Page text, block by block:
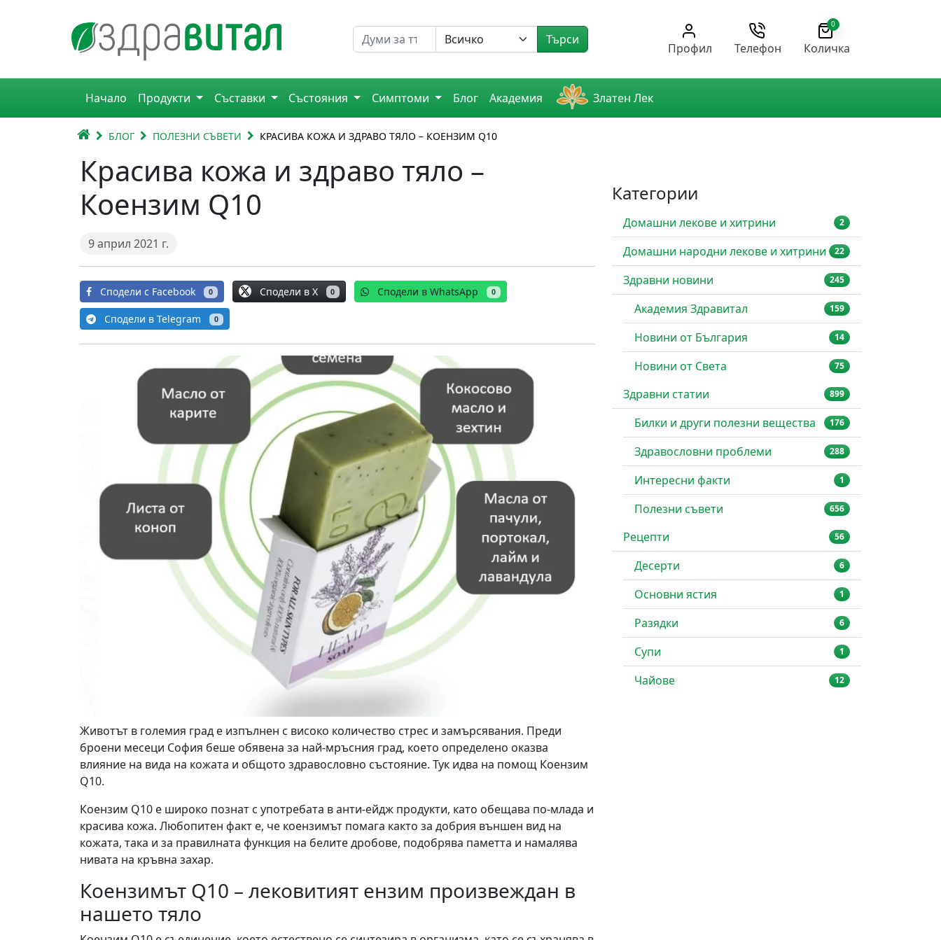
Горна навигация
Търсене на Търси
Профил Телефон
0
Количка
Главна навигация
Начало Продукти Съставки Състояния Симптоми Блог Академия Златен Лек
НАЧАЛО
БЛОГ ПОЛЕЗНИ СЪВЕТИ КРАСИВА КОЖА И ЗДРАВО ТЯЛО – КОЕНЗИМ Q10
Красива кожа и здраво тяло –
Коензим Q10
9 април 2021 г.
Сподели с Facebook 0 Сподели в X 0 Сподели в WhatsApp 0
Сподели в Telegram 0
Животът в големия град е изпълнен с високо количество стрес и замърсявания. Преди
броени месеци София беше обявена за най-мръсния град, което определено оказва
влияние на вида на кожата и общото здравословно състояние. Тук идва на помощ Коензим
Q10.
Коензим Q10 е широко познат с употребата в анти-ейдж продукти, като обещава по-млада и
красива кожа. Любопитен факт е, че коензимът помага както за добрия външен вид на
кожата, така и за правилната функция на белите дробове, подобрява паметта и намалява
нивата на кръвна захар.
Коензимът Q10 – лековитият ензим произвеждан в
нашето тяло
Категории
Домашни лекове и хитрини 2
Домашни народни лекове и хитрини 22
Здравни новини 245
Академия Здравитал 159
Новини от България 14
Новини от Света 75
Здравни статии 899
Билки и други полезни вещества 176
Здравословни проблеми 288
Интересни факти 1
Полезни съвети 656
Рецепти 56
Десерти 6
Основни ястия 1
Разядки 6
Супи 1
Чайове 12